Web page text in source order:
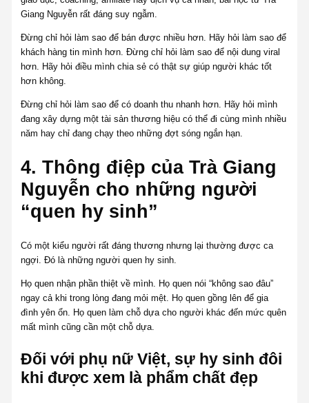
Giang Nguyễn rất đáng suy ngẫm.
Đừng chỉ hỏi làm sao để bán được nhiều hơn. Hãy hỏi làm sao để
khách hàng tin mình hơn. Đừng chỉ hỏi làm sao để nội dung viral
hơn. Hãy hỏi điều mình chia sẻ có thật sự giúp người khác tốt
hơn không.
Đừng chỉ hỏi làm sao để có doanh thu nhanh hơn. Hãy hỏi mình
đang xây dựng một tài sản thương hiệu có thể đi cùng mình nhiều
năm hay chỉ đang chạy theo những đợt sóng ngắn hạn.
4. Thông điệp của Trà Giang
Nguyễn cho những người
“quen hy sinh”
Có một kiểu người rất đáng thương nhưng lại thường được ca
ngợi. Đó là những người quen hy sinh.
Họ quen nhận phần thiệt về mình. Họ quen nói “không sao đâu”
ngay cả khi trong lòng đang mỏi mệt. Họ quen gồng lên để gia
đình yên ổn. Họ quen làm chỗ dựa cho người khác đến mức quên
mất mình cũng cần một chỗ dựa.
Đối với phụ nữ Việt, sự hy sinh đôi
khi được xem là phẩm chất đẹp